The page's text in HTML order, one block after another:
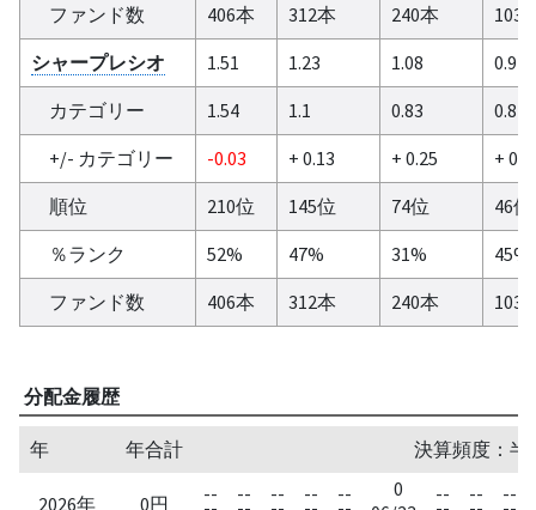
ファンド数
406本 312本 240本
103
シャープレシオ
1.51 1.23 1.08
0.91
カテゴリー
1.54 1.1 0.83
0.84
+/- カテゴリー
-0.03 + 0.13 + 0.25
+
順位
210位 145位 74位
46位
％ランク
52% 47% 31%
45%
ファンド数
406本 312本 240本 103
分配金履歴
年 年合計 決算頻度：半
2026年 0円 -- -- -- -- --
0
-- -- --